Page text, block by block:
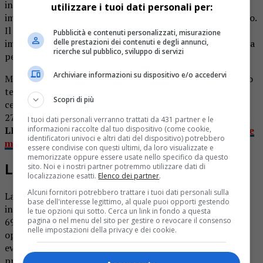
in un bosco di castagni di sua proprietà. Ma
improvvisamente si è sentito male e si è accasciato al suolo.
Il parente ha visto che la situazione era grave, e ha
immediatamente contattato il numero unico di emergenza
per chiamare i soccorsi.
Ma non c’è stato nulla da fare. Gli operatori del 118 hanno
tentato lungamente di rianimare l’uomo, ma alla fine ha
cessato di vivere. E’ accaduto nella giornata di ieri, sabato
27 aprile, in una zona nel territorio di Boves, nel Cuneese.
LEGGI ANCHE:Cacciatore 61enne stroncato da malore
mentre era nel bosco
L’azione dei soccorritori
La zona dove si era sentito male l’uomo è stata raggiuinta
inizialmente da una squadra di terra, che ha trovato il
69enne ormai privo di conoscenza. Intanto la centrale
operativa ha deciso di inviare anche un elicottero,
eventualmente per trasportare il malcapitato in qualche
pronto soccorso.
utilizzare i tuoi dati personali per:
Pubblicità e contenuti personalizzati, misurazione
delle prestazioni dei contenuti e degli annunci,
ricerche sul pubblico, sviluppo di servizi
Archiviare informazioni su dispositivo e/o accedervi
Scopri di più
I tuoi dati personali verranno trattati da 431 partner e le
informazioni raccolte dal tuo dispositivo (come cookie,
identificatori univoci e altri dati del dispositivo) potrebbero
essere condivise con questi ultimi, da loro visualizzate e
memorizzate oppure essere usate nello specifico da questo
sito. Noi e i nostri partner potremmo utilizzare dati di
localizzazione esatti. Elenco dei partner.
Alcuni fornitori potrebbero trattare i tuoi dati personali sulla
base dell'interesse legittimo, al quale puoi opporti gestendo
le tue opzioni qui sotto. Cerca un link in fondo a questa
pagina o nel menu del sito per gestire o revocare il consenso
nelle impostazioni della privacy e dei cookie.